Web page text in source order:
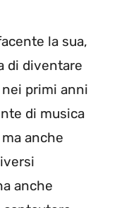
la sua,
di diventare
nei primi anni
di musica
anche
anche